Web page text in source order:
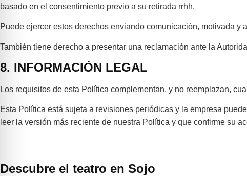
basado en el consentimiento previo a su retirada rrhh.
Puede ejercer estos derechos enviando comunicación, motivada y
También tiene derecho a presentar una reclamación ante la
8. INFORMACIÓN LEGAL
Los requisitos de esta Política complementan, y no reemplazan,
Esta Política está sujeta a revisiones periódicas y la empresa
leer la versión más reciente de nuestra Política y que confirme su
Descubre el teatro en Sojo